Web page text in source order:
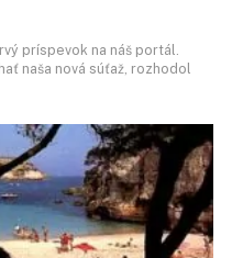
príspevok na náš portál.
naša nová súťaž, rozhodol